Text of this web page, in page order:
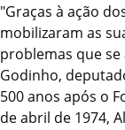
"Graças à ação
mobilizaram as
problemas que
Godinho,
500 anos após o
de abril de 1974,